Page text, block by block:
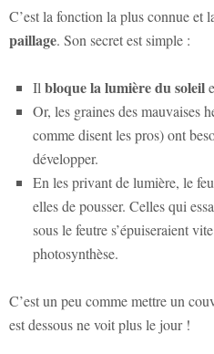
C’est la fonction la plus connue et
paillage. Son secret est simple :
Il bloque la lumière du soleil
Or, les graines des mauvaises
comme disent les pros) ont
développer.
En les privant de lumière, le
elles de pousser. Celles qui
sous le feutre s’épuiseraient
photosynthèse.
C’est un peu comme mettre un
est dessous ne voit plus le jour !